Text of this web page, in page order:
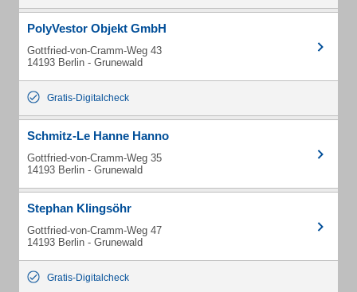
PolyVestor Objekt GmbH
Gottfried-von-Cramm-Weg 43
14193 Berlin - Grunewald
Gratis-Digitalcheck
Schmitz-Le Hanne Hanno
Gottfried-von-Cramm-Weg 35
14193 Berlin - Grunewald
Stephan Klingsöhr
Gottfried-von-Cramm-Weg 47
14193 Berlin - Grunewald
Gratis-Digitalcheck